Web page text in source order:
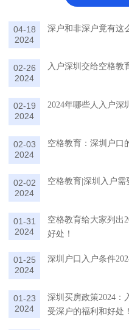
04-18
2024
深户和非深户竟有这
02-26
2024
入户深圳交给空格教
02-19
2024
2024年哪些人入户深
02-03
2024
空格教育：深圳户口
02-02
2024
空格教育|深圳入户需
01-31
2024
空格教育给大家列出
好处！
01-25
2024
深圳户口入户条件
01-23
2024
深圳买房政策2024：
受深户的福利和好处！